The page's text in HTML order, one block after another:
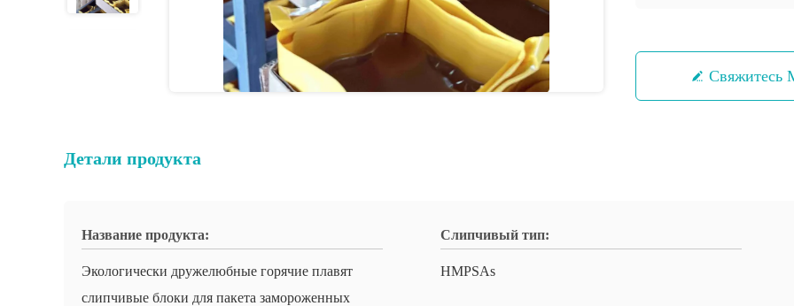
Свяжитесь
Детали продукта
Название продукта:
Экологически дружелюбные горячие плавят
слипчивые блоки для пакета замороженных
Слипчивый тип:
HMPSAs